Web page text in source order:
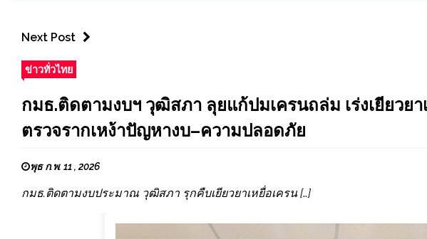
Next Post
ข่าวทั่วไทย
กมธ.ติดตามงบฯ วุฒิสภา ลุยแก้ปมเครนถล่ม เร่งเยียวย
ตรวจรากเหง้าปัญหางบ–ความปลอดภัย
พุธ ก.พ. 11 , 2026
กมธ.ติดตามงบประมาณ วุฒิสภา รุกคืบเยียวยาเหยื่อเครน […]